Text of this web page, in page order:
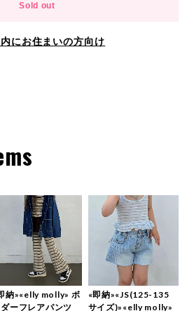
Sold out
にお住まいの方向け
納»«elly molly» ボ
ーフレアパンツ
«即納»«JS(125-135
サイズ)»«elly molly»